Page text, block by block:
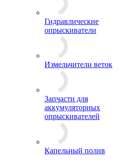
Гидравлические
опрыскиватели
Измельчители веток
Запчасти для
аккумуляторных
опрыскивателей
Капельный полив